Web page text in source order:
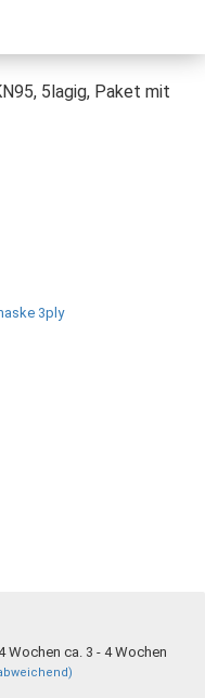
5lagig, Paket mit
ca. 3 - 4 Wochen